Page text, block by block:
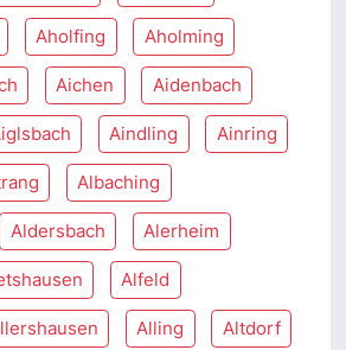
Aholfing Aholming
Aichen Aidenbach
Aindling Ainring
Albaching
Aldersbach Alerheim
Alfeld
Alling Altdorf